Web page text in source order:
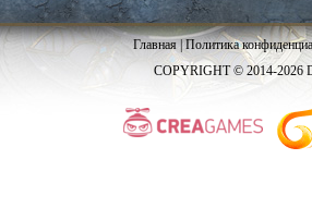
Главная|Политика
COPYRIGHT © 2014-2026